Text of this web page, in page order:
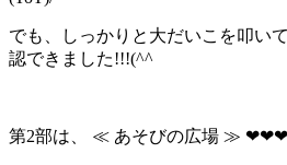
でも、しっかりと大だいこを叩
認できました!!!(^^ゞ
第2部は、 ≪ あそびの広場 ≫ ❤❤❤